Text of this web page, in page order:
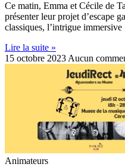
Ce matin, Emma et Cécile de
présenter leur projet d’escape
classiques, l’intrigue immersive
Lire la suite »
15 octobre 2023 Aucun
Animateurs